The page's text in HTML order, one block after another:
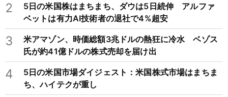
2
5日の米国株はまちまち、ダウは5日続伸 アルファ
ベットは有力AI技術者の退社で4%超安
3
米アマゾン、時価総額3兆ドルの熱狂に冷水 ベゾス
氏が約41億ドルの株式売却を届け出
4
5日の米国市場ダイジェスト：米国株式市場はまちま
ち、ハイテクが重し